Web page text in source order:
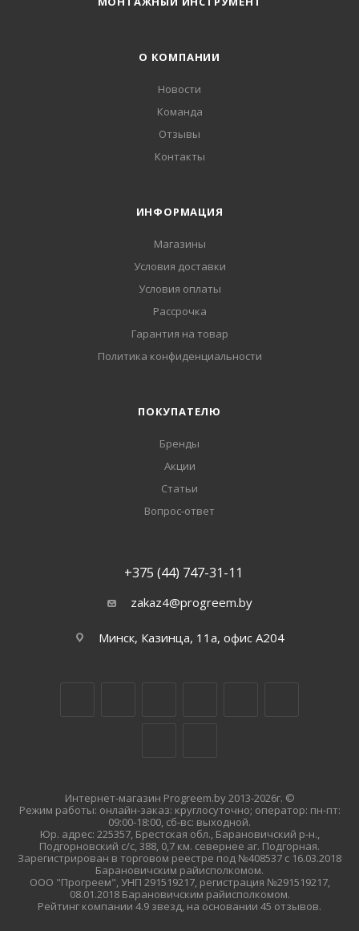
О КОМПАНИИ
Новости
Команда
Отзывы
Контакты
ИНФОРМАЦИЯ
Магазины
Условия доставки
Условия оплаты
Рассрочка
Гарантия на товар
Политика конфиденциальности
ПОКУПАТЕЛЮ
Бренды
Акции
Статьи
Вопрос-ответ
+375 (44) 747-31-11
zakaz4@progreem.by
Минск, Казинца, 11а, офис А204
Интернет-магазин Progreem.by 2013-2026г. ©
Режим работы: онлайн-заказ: круглосуточно; оператор: пн-пт:
09:00-18:00, сб-вс: выходной.
Юр. адрес: 225357, Брестская обл., Барановичский р-н.,
Подгорновский с/с, 388, 0,7 км. севернее аг. Подгорная.
Зарегистрирован в торговом реестре под №408537 с 16.03.2018
Барановичским райисполкомом.
ООО "Прогреем", УНП 291519217, регистрация №291519217,
08.01.2018 Барановичским райисполкомом.
Рейтинг компании 4.9 звезд, на основании 45 отзывов.